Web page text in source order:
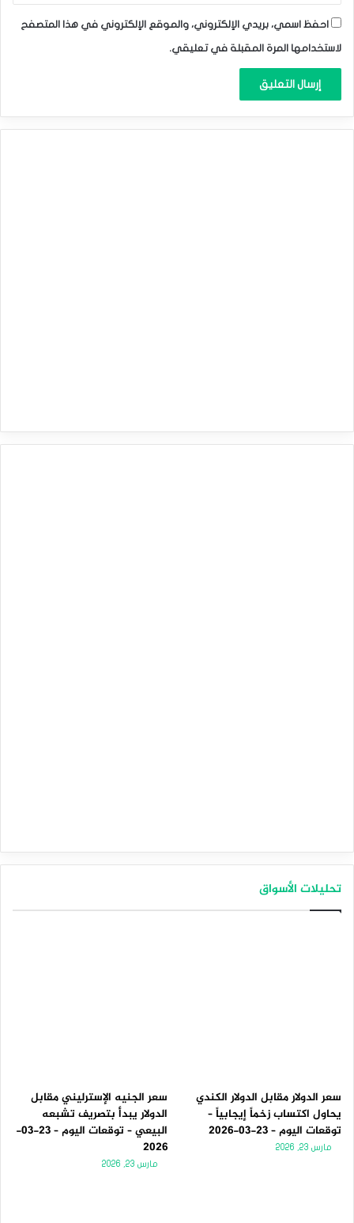
احفظ اسمي، بريدي الإلكتروني، والموقع الإلكتروني في هذا المتصفح
لاستخدامها المرة المقبلة في تعليقي.
تحليلات الأسواق
سعر الدولار مقابل الدولار الكندي
يحاول اكتساب زخماً إيجابياً –
توقعات اليوم – 23-03-2026
مارس 23, 2026
سعر الجنيه الإسترليني مقابل
الدولار يبدأ بتصريف تشبعه
البيعي – توقعات اليوم – 23-03-
2026
مارس 23, 2026